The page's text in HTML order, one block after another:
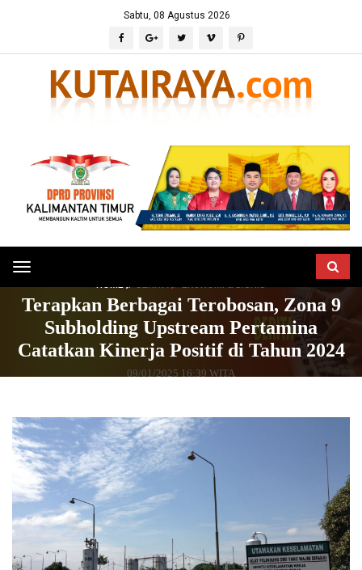
Sabtu, 08 Agustus 2026
Toggle
navigation
Terapkan Berbagai Terobosan, Zona 9
Subholding Upstream Pertamina
Catatkan Kinerja Positif di Tahun 2024
09/01/2025 16:39 WITA